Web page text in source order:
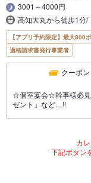
3001～4000円
高知大丸から徒歩1分
【アプリ予約限定】最大800
適格請求書発行事業者
クーポン
☆個室宴会☆幹事様必見
ゼント」など…!!
カ
下記ボタン